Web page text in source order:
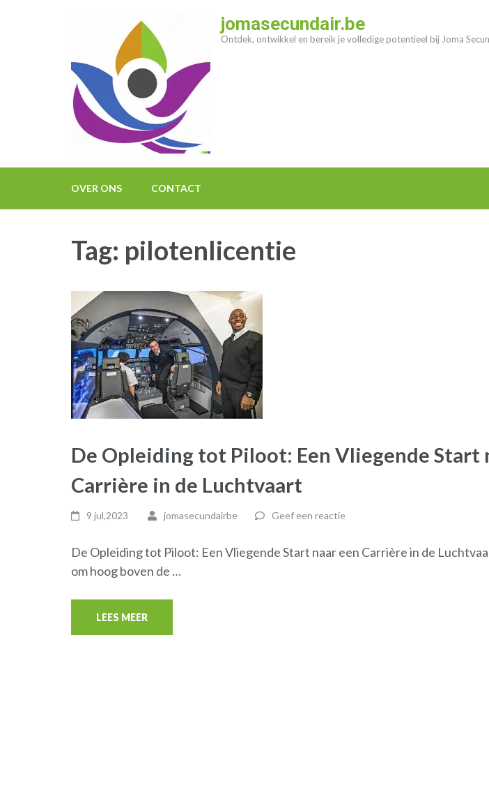
jomasecundair.be
Ontdek, ontwikkel en bereik je volledige potentieel bij Joma
OVER ONS CONTACT
Tag: pilotenlicentie
De Opleiding tot Piloot: Een Vliegende Start
Carrière in de Luchtvaart
9 jul,2023 jomasecundairbe Geef een reactie
De Opleiding tot Piloot: Een Vliegende Start naar een Carrière in de
om hoog boven de …
LEES MEER